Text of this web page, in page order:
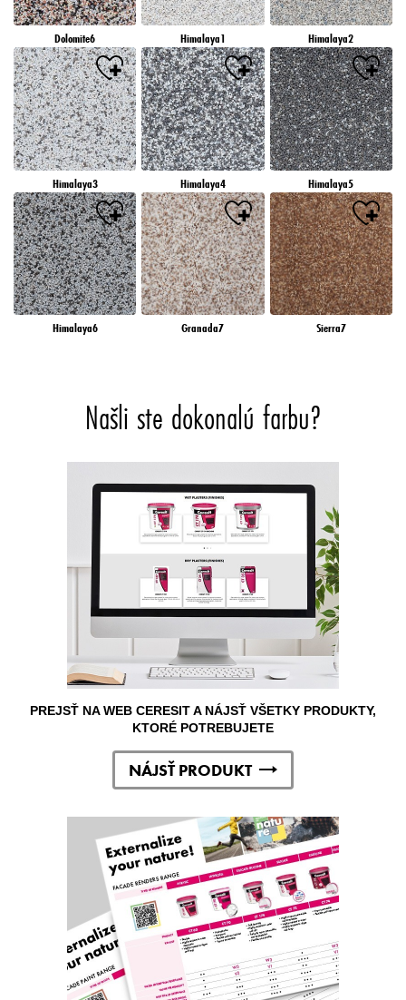
Dolomite6 Himalaya1 Himalaya2
Himalaya3 Himalaya4 Himalaya5
Himalaya6 Granada7 Sierra7
Našli ste dokonalú farbu?
PREJSŤ NA WEB CERESIT A NÁJSŤ VŠETKY PRODUKTY,
KTORÉ POTREBUJETE
NÁJSŤ PRODUKT